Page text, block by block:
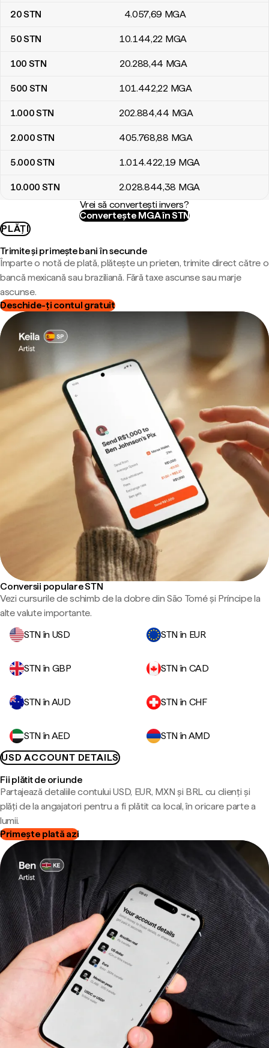
20STN 4.057,69 MGA
50STN 10.144,22 MGA
100 STN 20.288,44 MGA
500 STN 101.442,22 MGA
1.000STN 202.884,44 MGA
2.000STN 405.768,88 MGA
5.000STN 1.014.422,19 MGA
10.000 STN 2.028.844,38 MGA
Vrei să convertești invers?
Convertește MGA în STN
PLĂȚI
Trimite și primește bani în secunde
Împarte o notă de plată, plătește un prieten, trimite direct către o
bancă mexicană sau braziliană. Fără taxe ascunse sau marje
ascunse.
Deschide-ți contul gratuit
Conversii populare STN
Vezi cursurile de schimb de la dobre din São Tomé și Príncipe la
alte valute importante.
STN în USD
STN în EUR
STN în GBP STN în CAD
STN în AUD STN în CHF
STN în AED
STN în AMD
USD ACCOUNT DETAILS
Fii plătit de oriunde
Partajează detaliile contului USD, EUR, MXN și BRL cu clienți și
plăți de la angajatori pentru a fi plătit ca local, în oricare parte a
lumii.
Primește plată azi